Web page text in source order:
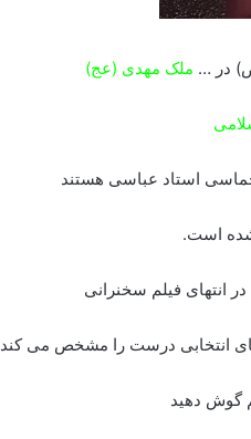
در … ملک مهدی (عج)
استاد عباسی هستند
است.
انتهای فیلم سخنرانی
های انتخابی درست را مشخص می کند
گوش دهید